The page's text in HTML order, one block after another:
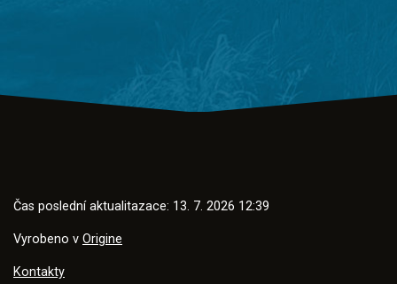
Čas poslední aktualitazace: 13. 7. 2026 12:39
Vyrobeno v Origine
Kontakty